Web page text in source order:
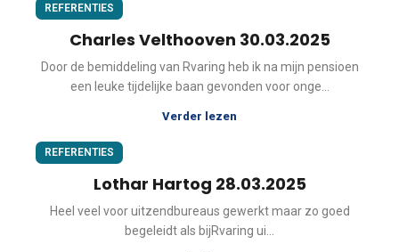
REFERENTIES
Charles Velthooven 30.03.2025
Door de bemiddeling van Rvaring heb ik na mijn pensioen
een leuke tijdelijke baan gevonden voor onge...
Verder lezen
REFERENTIES
Lothar Hartog 28.03.2025
Heel veel voor uitzendbureaus gewerkt maar zo goed
begeleidt als bijRvaring ui...